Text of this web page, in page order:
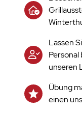
Lassen
Personal
unseren
Übung
einen